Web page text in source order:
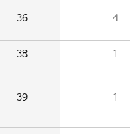
36 4
38 1
39 1